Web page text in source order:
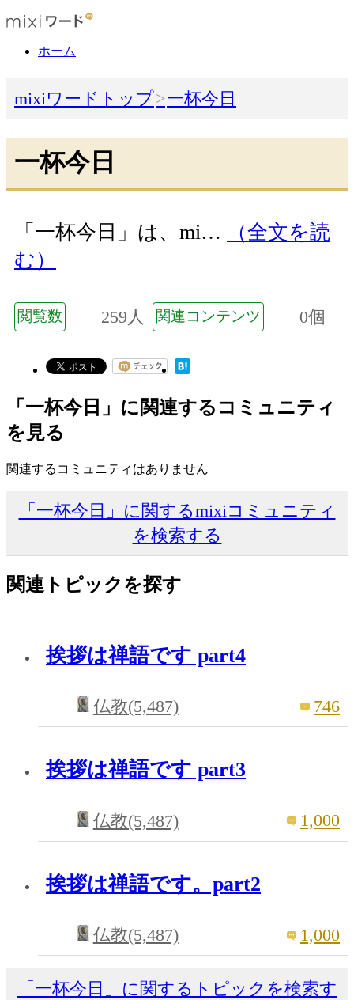
ホーム
mixiワードトップ 一杯今日
一杯今日
「一杯今日」は、mi…
（全文を読
む）
閲覧数 259人 関連コンテンツ 0個
「一杯今日」に関連するコミュニティ
を見る
関連するコミュニティはありません
「一杯今日」に関するmixiコミュニティ
を検索する
関連トピックを探す
挨拶は禅語です part4
仏教(5,487) 746
挨拶は禅語です part3
仏教(5,487) 1,000
挨拶は禅語です。part2
仏教(5,487) 1,000
「一杯今日」に関するトピックを検索す